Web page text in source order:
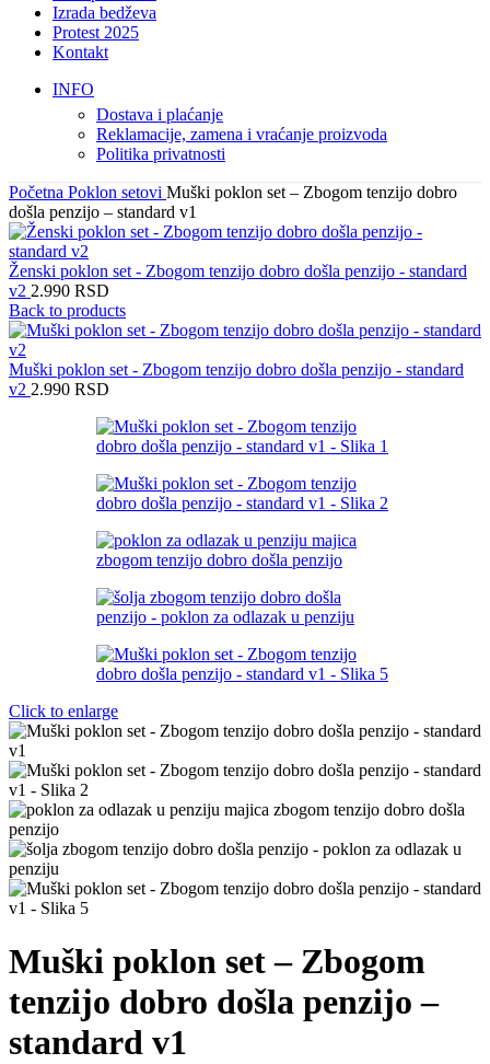
Izrada bedževa
Protest 2025
Kontakt
INFO
Dostava i plaćanje
Reklamacije, zamena i vraćanje proizvoda
Politika privatnosti
Početna Poklon setovi Muški poklon set – Zbogom tenzijo dobro
došla penzijo – standard v1
Ženski poklon set - Zbogom tenzijo dobro došla penzijo - standard
v2 2.990 RSD
Back to products
Muški poklon set - Zbogom tenzijo dobro došla penzijo - standard
v2 2.990 RSD
Click to enlarge
Muški poklon set – Zbogom
tenzijo dobro došla penzijo –
standard v1